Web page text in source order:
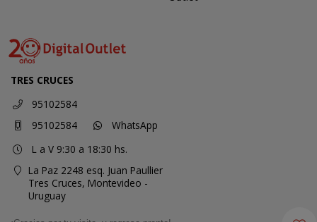
TRES CRUCES
95102584
95102584
WhatsApp
L a V 9:30 a 18:30 hs.
La Paz 2248 esq. Juan Paullier
Tres Cruces, Montevideo -
Uruguay